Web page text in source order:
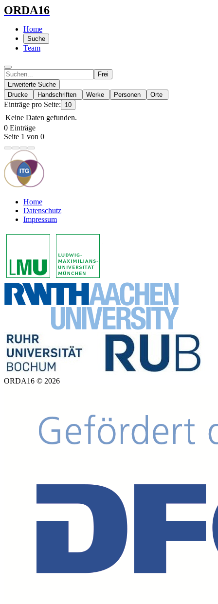
ORDA16
Home
Suche
Team
Frei
Erweiterte Suche
Drucke
Handschriften Werke Personen Orte
Einträge pro Seite: 10
Keine Daten gefunden.
0 Einträge
Seite 1 von 0
Home
Datenschutz
Impressum
ORDA16 © 2026